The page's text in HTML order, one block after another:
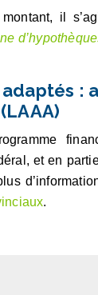
il
:
et en
.